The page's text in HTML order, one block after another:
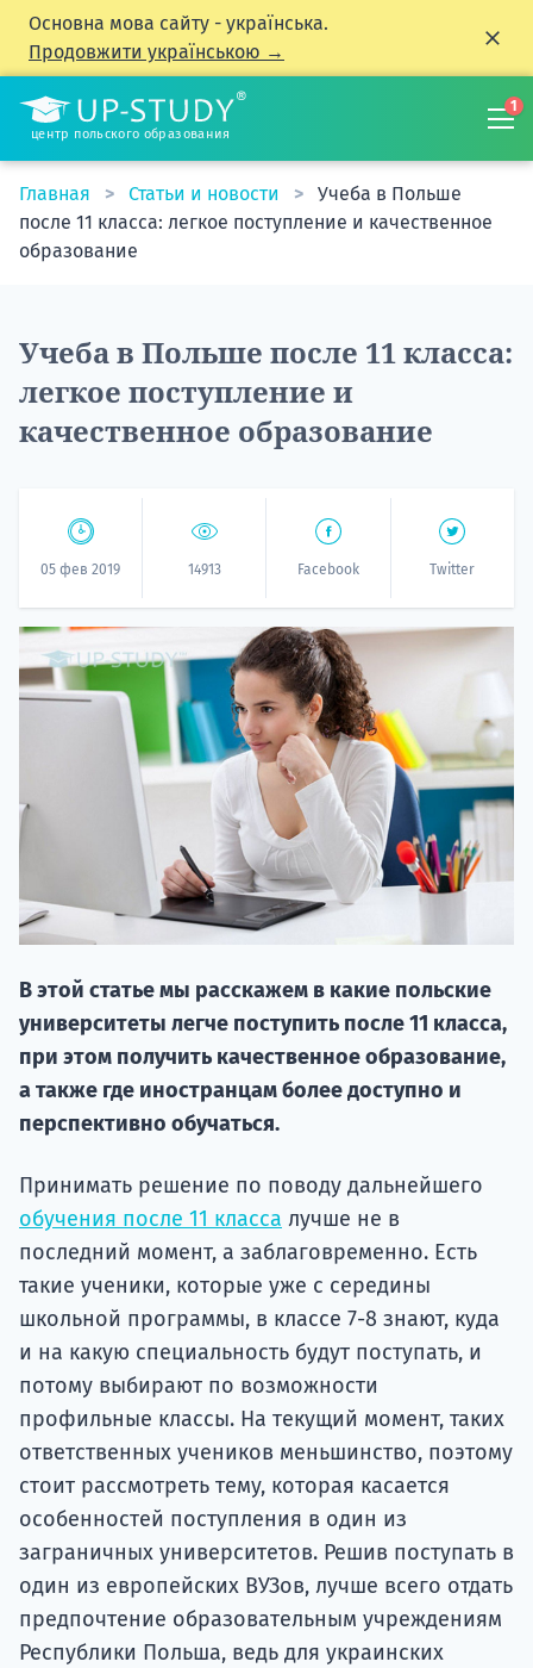
Основна мова сайту - українська.
Продовжити українською →
центр польского образования
1
Главная Статьи и новости
Учеба в Польше
после 11 класса: легкое поступление и качественное
образование
Учеба в Польше после 11 класса:
легкое поступление и
качественное образование
05 фев 2019 14913 Facebook Twitter
В этой статье мы расскажем в какие польские
университеты легче поступить после 11 класса,
при этом получить качественное образование,
а также где иностранцам более доступно и
перспективно обучаться.
Принимать решение по поводу дальнейшего
обучения после 11 класса лучше не в
последний момент, а заблаговременно. Есть
такие ученики, которые уже с середины
школьной программы, в классе 7-8 знают, куда
и на какую специальность будут поступать, и
потому выбирают по возможности
профильные классы. На текущий момент, таких
ответственных учеников меньшинство, поэтому
стоит рассмотреть тему, которая касается
особенностей поступления в один из
заграничных университетов. Решив поступать в
один из европейских ВУЗов, лучше всего отдать
предпочтение образовательным учреждениям
Республики Польша, ведь для украинских
НАБОР